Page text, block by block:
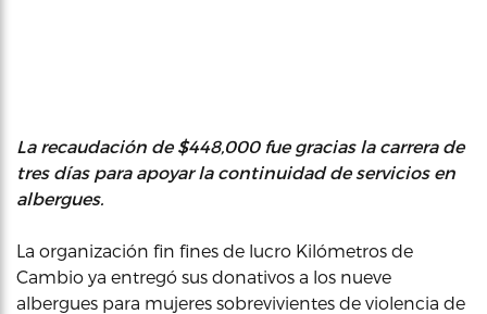
La recaudación de $448,000 fue gracias la carrera de
tres días para apoyar la continuidad de servicios en
albergues.
La organización fin fines de lucro Kilómetros de
Cambio ya entregó sus donativos a los nueve
albergues para mujeres sobrevivientes de violencia de